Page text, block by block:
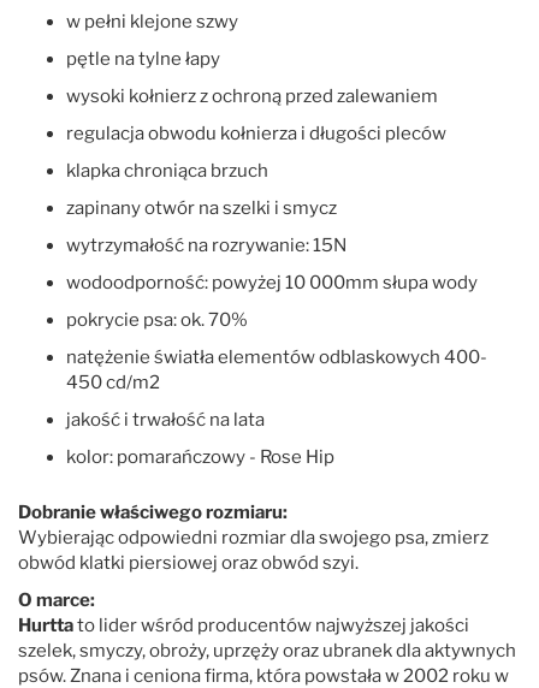
w pełni klejone szwy
pętle na tylne łapy
wysoki kołnierz z ochroną przed zalewaniem
regulacja obwodu kołnierza i długości pleców
klapka chroniąca brzuch
zapinany otwór na szelki i smycz
wytrzymałość na rozrywanie: 15N
wodoodporność: powyżej 10 000mm słupa wody
pokrycie psa: ok. 70%
natężenie światła elementów odblaskowych 400-
450 cd/m2
jakość i trwałość na lata
kolor: pomarańczowy - Rose Hip
Dobranie właściwego rozmiaru:
Wybierając odpowiedni rozmiar dla swojego psa, zmierz
obwód klatki piersiowej oraz obwód szyi.
O marce:
Hurttato lider wśród producentów najwyższej jakości
szelek, smyczy, obroży, uprzęży oraz ubranek dla aktywnych
psów. Znana i ceniona firma, która powstała w 2002 roku w